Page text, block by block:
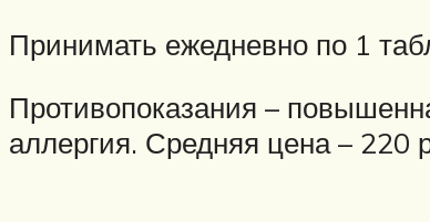
Принимать ежедневно по 1
Противопоказания –
аллергия. Средняя цена – 220